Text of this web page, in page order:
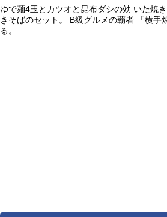
ゆで麺4玉とカツオと昆布ダシの効 いた焼
きそばのセット。 B級グルメの覇者 「横手
る。